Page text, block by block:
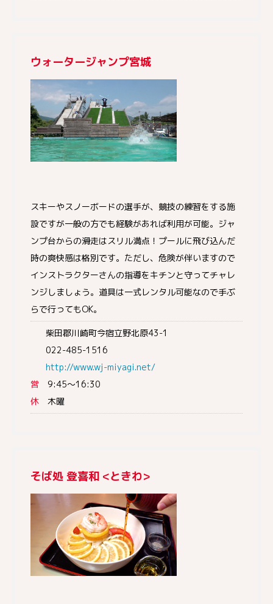
ウォータージャンプ宮城
スキーやスノーボードの選手が、競技の練習をする施
設ですが一般の方でも経験があれば利用が可能。ジャ
ンプ台からの滑走はスリル満点！プールに飛び込んだ
時の爽快感は格別です。ただし、危険が伴いますので
インストラクターさんの指導をキチンと守ってチャレ
ンジしましょう。道具は一式レンタル可能なので手ぶ
らで行ってもOK。
柴田郡川崎町今宿立野北原43-1
022-485-1516
http://www.wj-miyagi.net/
営 9:45～16:30
休 木曜
そば処 登喜和 <ときわ>